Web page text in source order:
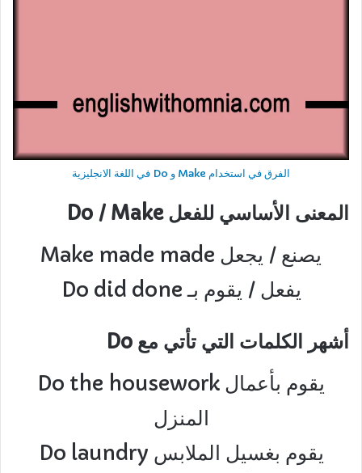
الفرق في استخدام Make و Do في اللغة الانجليزية
المعنى الأساسي للفعل Do / Make
Make made made يصنع / يجعل
Do did done يفعل / يقوم بـ
أشهر الكلمات التي تأتي مع Do
Do the housework يقوم بأعمال
المنزل
Do laundry يقوم بغسيل الملابس